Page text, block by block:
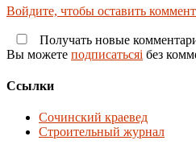
Войдите, чтобы оставить
Получать новые
Вы можете подписатьсяi без
Ссылки
Сочинский краевед
Строительный журнал